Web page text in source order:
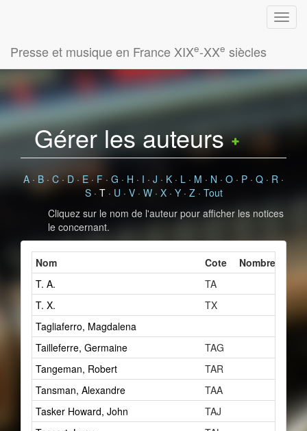
Presse et musique en France XIXe-XXe siècles
Gérer les auteurs
A · B · C · D ·E· F · G · H · I · J · K · L · M · N · O · P · Q · R ·
S· T· U · V· W· X· Y· Z· Tout
Cliquez sur le nom de l'auteur pour afficher les notices
le concernant.
Nom Cote
Nombre de
T. A.
TA
T. X.
TX
1
Tagliaferro, Magdalena
Tailleferre, Germaine
TAG
Tangeman, Robert
TAR
Tansman, Alexandre
TAA
Tasker Howard, John
TAJ
1